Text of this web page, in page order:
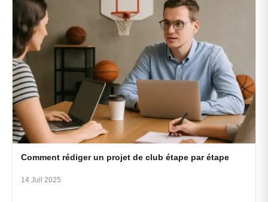
Comment rédiger un projet de club étape par étape
14 Juil 2025